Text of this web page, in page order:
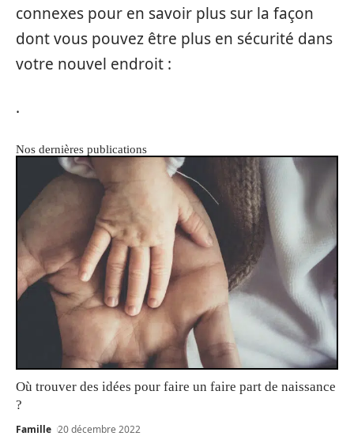
connexes pour en savoir plus sur la façon
dont vous pouvez être plus en sécurité dans
votre nouvel endroit :
.
Nos dernières publications
Où trouver des idées pour faire un faire part de naissance
?
Famille 20 décembre 2022